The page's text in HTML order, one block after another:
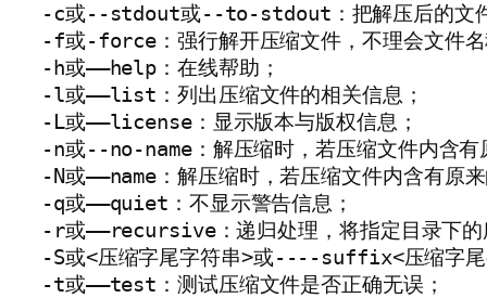
-c或--stdout或--to-stdout：把解压后的文件
-f或-force：强行解开压缩文件，不理会文件名
-h或——help：在线帮助；
-l或——list：列出压缩文件的相关信息；
-L或——license：显示版本与版权信息；
-n或--no-name：解压缩时，若压缩文件内含有
-N或——name：解压缩时，若压缩文件内含有原
-q或——quiet：不显示警告信息；
-r或——recursive：递归处理，将指定目录下的
-S或<压缩字尾字符串>或----suffix<压缩字尾
-t或——test：测试压缩文件是否正确无误；